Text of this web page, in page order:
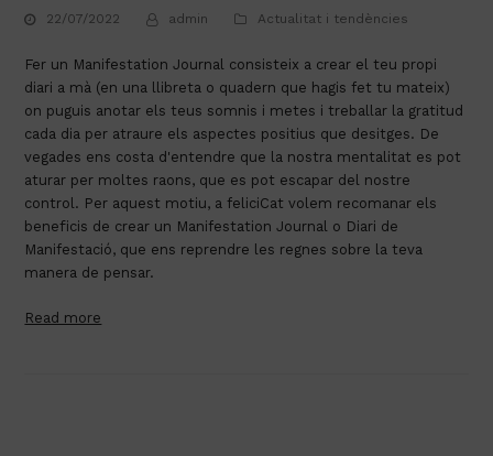
22/07/2022 admin Actualitat i tendències
Fer un Manifestation Journal consisteix a crear el teu propi
diari a mà (en una llibreta o quadern que hagis fet tu mateix)
on puguis anotar els teus somnis i metes i treballar la gratitud
cada dia per atraure els aspectes positius que desitges. De
vegades ens costa d'entendre que la nostra mentalitat es pot
aturar per moltes raons, que es pot escapar del nostre
control. Per aquest motiu, a feliciCat volem recomanar els
beneficis de crear un Manifestation Journal o Diari de
Manifestació, que ens reprendre les regnes sobre la teva
manera de pensar.
Read more